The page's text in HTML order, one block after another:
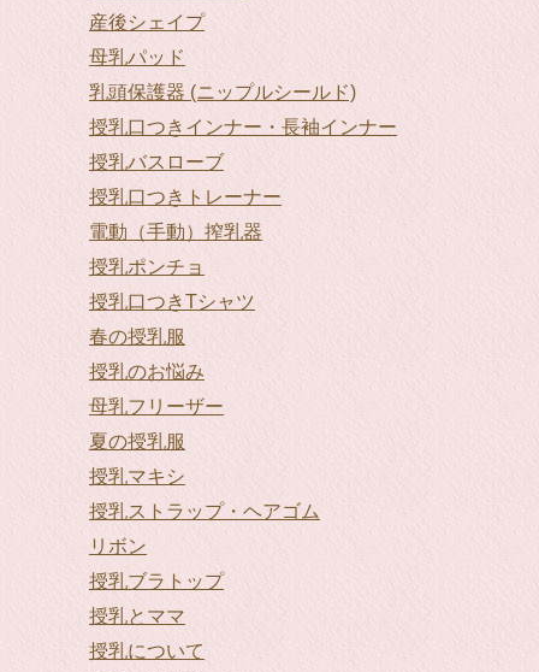
産後シェイプ
母乳パッド
乳頭保護器 (ニップルシールド)
授乳口つきインナー・長袖インナー
授乳バスローブ
授乳口つきトレーナー
電動（手動）搾乳器
授乳ポンチョ
授乳口つきTシャツ
春の授乳服
授乳のお悩み
母乳フリーザー
夏の授乳服
授乳マキシ
授乳ストラップ・ヘアゴム
リボン
授乳ブラトップ
授乳とママ
授乳について